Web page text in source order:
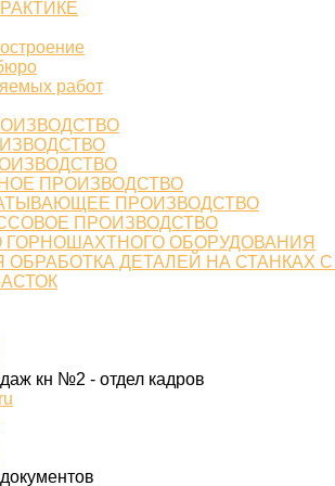
работ
ПРОИЗВОДСТВО
ПРОИЗВОДСТВО
ПРОИЗВОДСТВО
ГОРНОШАХТНОГО ОБОРУДОВАНИЯ
ДЕТАЛЕЙ НА СТАНКАХ
кн №2 - отдел кадров